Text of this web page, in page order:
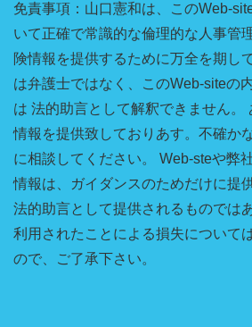
免責事項：山口憲和は、このWeb-
いて正確で常識的な倫理的な人事管
険情報を提供するために万全を期し
は弁護士ではなく、このWeb-siteの
は 法的助言として解釈できません。
情報を提供致しておりあす。不確か
に相談してください。 Web-steや弊
情報は、ガイダンスのためだけに提
法的助言として提供されるものでは
利用されたことによる損失について
ので、ご了承下さい。